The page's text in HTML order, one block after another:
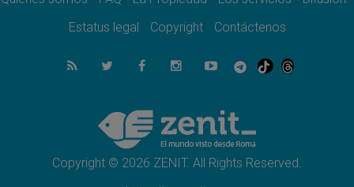
del Buen Consejo de Genazzano
Filipinas: el Vicariato Apostólico de Calapán
se convierte en diócesis
Honduras: Los desplazados invisibles de una
crisis olvidada
Estatus legal
Copyright Contáctenos
Copyright © 2026 ZENIT. All Rights Reserved.